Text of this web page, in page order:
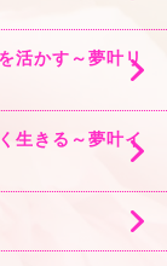
活かす～夢叶リ
生きる～夢叶イ